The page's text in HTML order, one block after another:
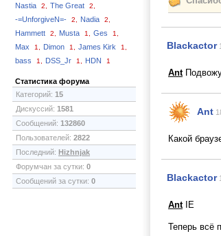
Nastia 2, The Great 2,
-=UnforgiveN=- 2, Nadia 2,
Hammett 2, Musta 1, Ges 1,
Max 1, Dimon 1, James Kirk 1,
bass 1, DSS_Jr 1, HDN 1
Статистика форума
Категорий: 15
Дискуссий: 1581
Сообщений: 132860
Пользователей: 2822
Последний: Hizhnjak
Форумчан за сутки: 0
Сообщений за сутки: 0
Blackactor
AntПодвожу
Ant
Какой
Blackactor
AntIE
Теперь всё